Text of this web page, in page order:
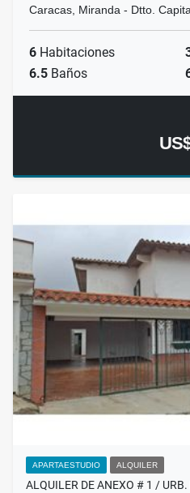
Caracas, Miranda - Dtto.
6 Habitaciones
6.5 Baños
APARTAESTUDIO ALQUILER
ALQUILER DE ANEXO # 1 /